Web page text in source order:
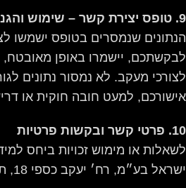
9. טופס יצירת קשר – שימוש והגנה
הנתונים שנמסרים בטופס ישמשו
לבקשתכם, יישמרו באופן מאובטח,
לצורכי מעקב. לא נמסור נתונים
אישורכם, למעט חובה חוקית או
10. פרטי קשר ובקשות פרטיות
לשאלות או מימוש זכויות ביחס
ישראל בע״מ, רח׳ יעקב כספי 18, תל-אביב.